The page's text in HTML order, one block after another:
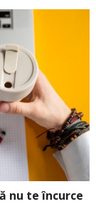
nu te încurce